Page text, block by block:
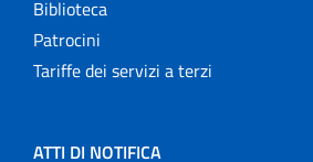
Biblioteca
Patrocini
Tariffe dei servizi a terzi
ATTI DI NOTIFICA